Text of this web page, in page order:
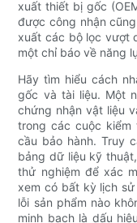
xuất thiết bị gốc
được công nhận
xuất các bộ lọc vượt
một chỉ báo về năng
Hãy tìm hiểu cách
gốc và tài liệu. Một
chứng nhận vật liệu
trong các cuộc
cầu bảo hành. Truy
bảng dữ liệu kỹ
thử nghiệm để xác
xem có bất kỳ lịch
lỗi sản phẩm nào
minh bạch là dấu